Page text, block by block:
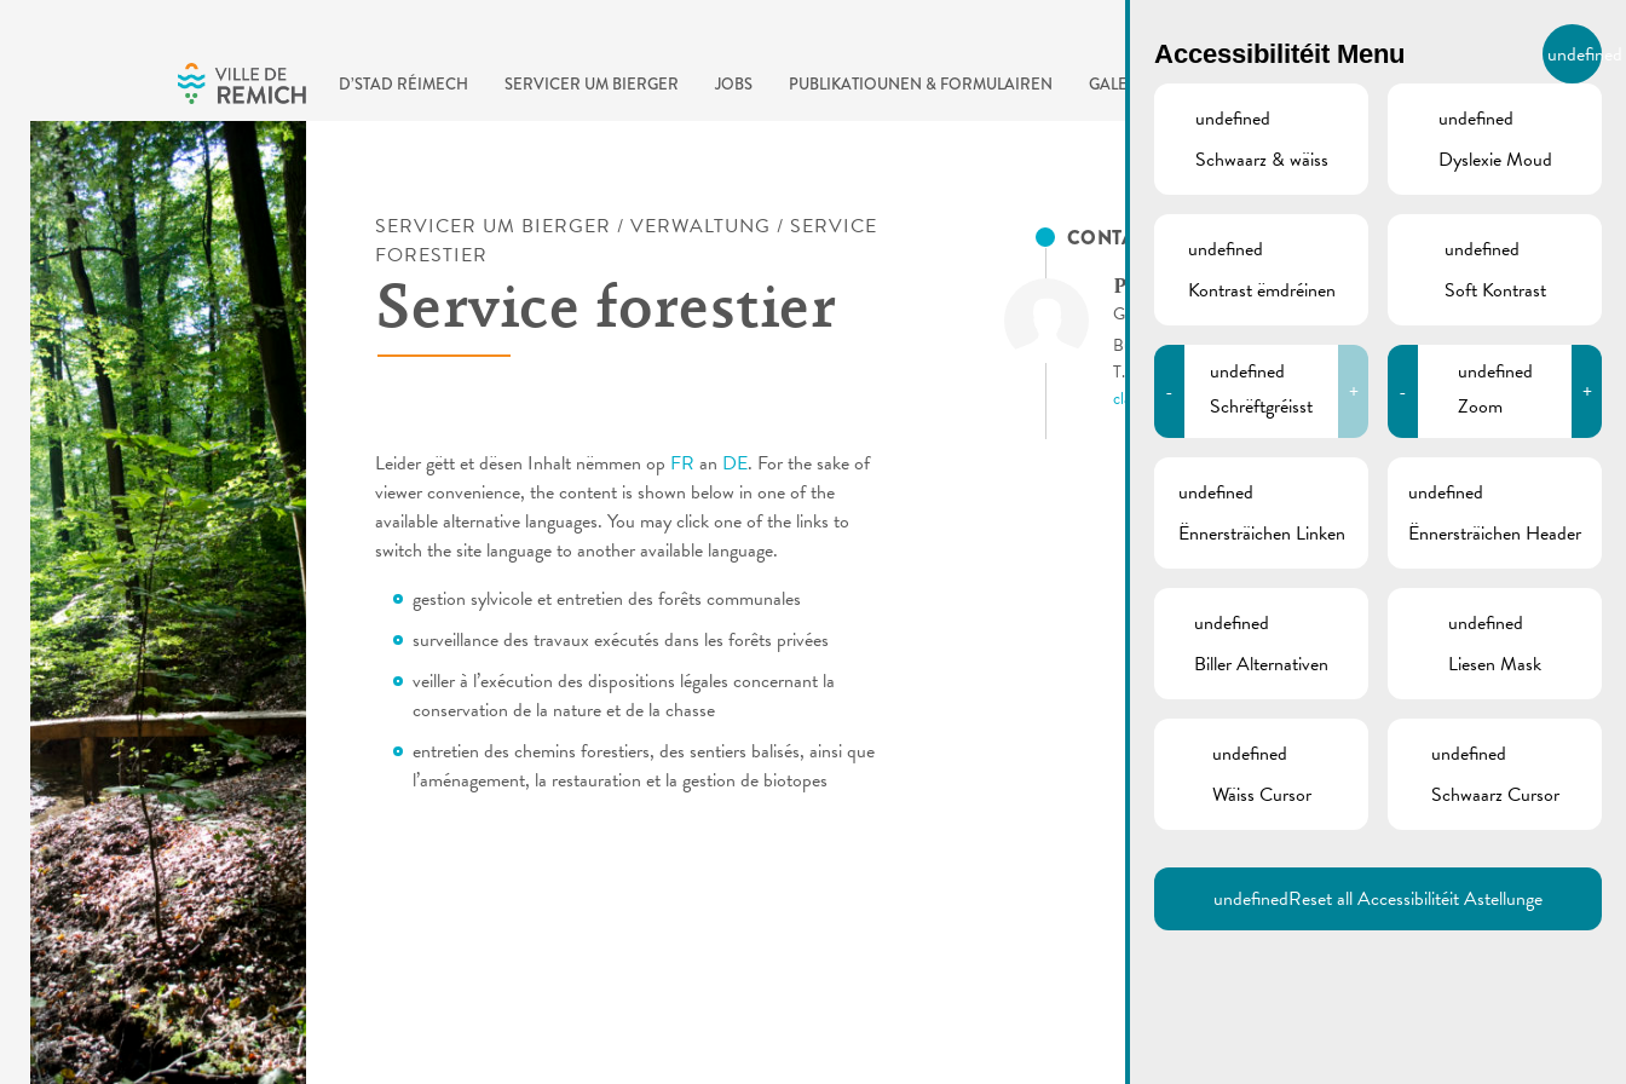
D’STAD RÉIMECH SERVICER UM BIERGER JOBS PUBLIKATIOUNEN & FORMULAIREN GALERIE LB
BIERGER.REMICH.LU
Utilisez la recherche pour
Comme par exemple des contacts, des
informations ou de documents.
SERVICER UM BIERGER / VERWALTUNG / SERVICE
FORESTIER
Service forestier
Leider gëtt et dësen Inhalt nëmmen op FR an DE. For the sake of
viewer convenience, the content is shown below in one of the
available alternative languages. You may click one of the links to
switch the site language to another available language.
gestion sylvicole et entretien des forêts communales
surveillance des travaux exécutés dans les forêts privées
veiller à l’exécution des dispositions légales concernant la
conservation de la nature et de la chasse
entretien des chemins forestiers, des sentiers balisés, ainsi que
l’aménagement, la restauration et la gestion de biotopes
CONTACTS
Paulus Claude
Garde forestier
Bureau: Institut viti-vinicole
T.:
(+352) 621 202 129
claude.paulus@anf.etat.lu
Accessibilitéit Menu undefined
undefined
Schwaarz & wäiss
undefined
Dyslexie Moud
undefined
Kontrast ëmdréinen
undefined
Soft Kontrast
-
undefined
Schrëftgréisst
+ -
undefined
Zoom
+
undefined
Ënnersträichen Linken
undefined
Ënnersträichen Header
undefined
Biller Alternativen
undefined
Liesen Mask
undefined
Wäiss Cursor
undefined
Schwaarz Cursor
undefinedReset all Accessibilitéit Astellunge